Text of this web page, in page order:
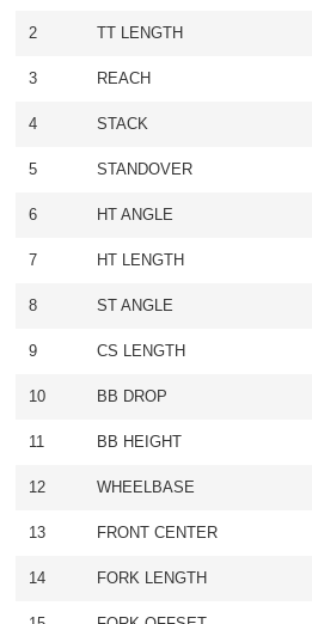
2 TT LENGTH
3 REACH
4 STACK
5 STANDOVER
6 HT ANGLE
7 HT LENGTH
8 ST ANGLE
9 CS LENGTH
10 BB DROP
11 BB HEIGHT
12 WHEELBASE
13 FRONT CENTER
14 FORK LENGTH